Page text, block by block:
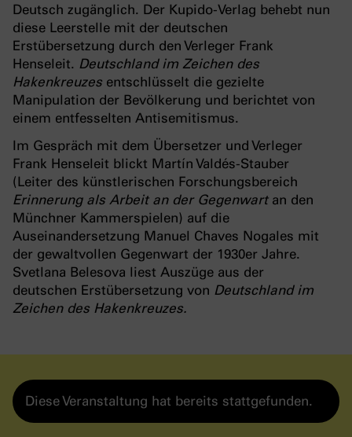
Deutsch zugänglich. Der Kupido-Verlag behebt nun
diese Leerstelle mit der deutschen
Erstübersetzung durch den Verleger Frank
Henseleit. Deutschland im Zeichen des
Hakenkreuzes entschlüsselt die gezielte
Manipulation der Bevölkerung und berichtet von
einem entfesselten Antisemitismus.
Im Gespräch mit dem Übersetzer und Verleger
Frank Henseleit blickt Martín Valdés-Stauber
(Leiter des künstlerischen Forschungsbereich
Erinnerung als Arbeit an der Gegenwartan den
Münchner Kammerspielen) auf die
Auseinandersetzung Manuel Chaves Nogales mit
der gewaltvollen Gegenwart der 1930er Jahre.
Svetlana Belesova liest Auszüge aus der
deutschen Erstübersetzung von Deutschland im
Zeichen des Hakenkreuzes.
Diese Veranstaltung hat bereits stattgefunden.